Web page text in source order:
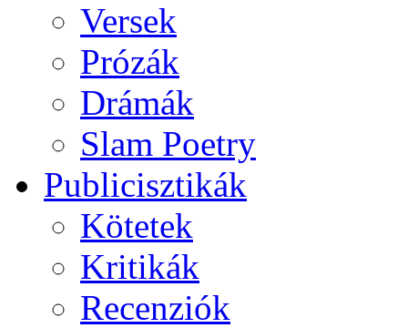
Versek
Prózák
Drámák
Slam Poetry
Publicisztikák
Kötetek
Kritikák
Recenziók